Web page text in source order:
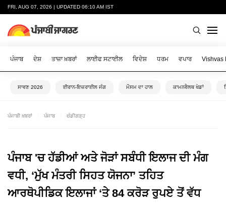
FRI, AUG 07, 2026 | UPDATED 06:10 AM IST
ਪੰਜਾਬ ਦੇਸ਼ ਤਾਜ਼ਾ ਖ਼ਬਰਾਂ ਲਾਈਫ ਸਟਾਈਲ ਵਿਦੇਸ਼ ਧਰਮ ਵਪਾਰ Vishvas
ਸਾਵਣ 2026 ਈਰਾਨ-ਇਜ਼ਰਾਈਲ ਜੰਗ ਮੌਸਮ ਦਾ ਹਾਲ ਕਾਮਨਵੈਲਥ ਖੇਡਾਂ
ਪੰਜਾਬੀ ਖ਼ਬਰਾਂ ਪੰਜਾਬ ਚੰਡੀਗੜ੍ਹ
ਪੰਜਾਬ 'ਚ ਹੱਡੀਆਂ ਅਤੇ ਜੋੜਾਂ ਸਬੰਧੀ ਇਲਾਜ ਦੀ ਮੰਗ
ਵਧੀ, ‘ਮੁੱਖ ਮੰਤਰੀ ਸਿਹਤ ਯੋਜਨਾ’ ਤਹਿਤ
ਆਰਥੋਪੀਡਿਕ ਇਲਾਜਾਂ ‘ਤੇ 84 ਕਰੋੜ ਰੁਪਏ ਤੋਂ ਵੱਧ